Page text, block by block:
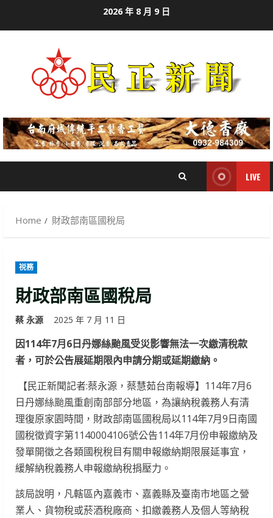
2026 年 8 月 9 日
LIVE
Home 財政部南區國稅局
祱務
財政部南區國稅局
蔡 永源 2025 年 7 月 11 日
因114年7月6日丹娜絲颱風受災影響無法一次繳清稅款
者，可於公告展延期限內申請分期或延期繳納。
【民正新聞記者:蔡永源，蔡慧茹台南報導】114年7月6
日丹娜絲颱風重創南部部分地區，為讓納稅義務人有清
理復原家園時間，財政部南區國稅局以114年7月9日南國
國稅徵資字第1140004106號公告114年7月份申報繳納及
發單開徵之各類國稅稅目有關申報繳納期限展延事宜，
緩解納稅義務人申報繳納稅捐壓力。
該局說明，凡轄區內嘉義市、嘉義縣及臺南市地區之營
業人、貨物稅或菸酒稅廠商、扣繳義務人及個人等納稅